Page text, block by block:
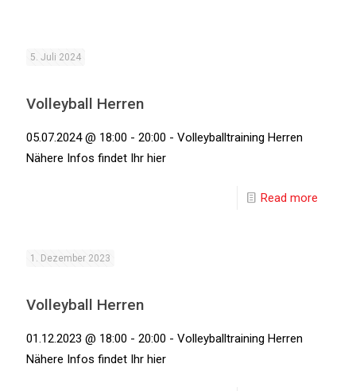
5. Juli 2024
Volleyball Herren
05.07.2024 @ 18:00 - 20:00 - Volleyballtraining Herren
Nähere Infos findet Ihr hier
Read more
1. Dezember 2023
Volleyball Herren
01.12.2023 @ 18:00 - 20:00 - Volleyballtraining Herren
Nähere Infos findet Ihr hier